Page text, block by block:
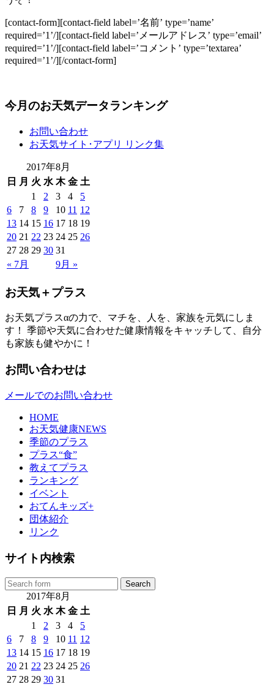
[contact-form][contact-field label=’名前’ type=’name’
required=’1’/][contact-field label=’メールアドレス’ type=’email’
required=’1’/][contact-field label=’コメント’ type=’textarea’
required=’1’/][/contact-form]
今月のお天気データランキング
お問い合わせ
お天気サイト･アプリ リンク集
2017年8月
日
月 火 水 木 金 土
« 7月 9月 »
1 2 3 4
5
6
7 8 9 10 11 12
13 14 15 16 17 18 19
20 21 22 23 24 25 26
27 28 29 30 31
お天気＋プラス
お天気プラスαの力で、マチを、人を、家族を元気にしま
す！ 季節や天気に合わせた健康情報をキャッチして、自分
も家族も健やかに！
お問い合わせは
メールでのお問い合わせ
HOME
お天気健康NEWS
季節のプラス
プラス“食”
教えてプラス
ランキング
イベント
おてんキッズ+
団体紹介
リンク
サイト内検索
2017年8月
日
月 火 水 木 金 土
1
2 3 4
5
6
7 8 9 10 11 12
13 14 15 16 17 18 19
20 21 22 23 24 25 26
27 28 29 30 31